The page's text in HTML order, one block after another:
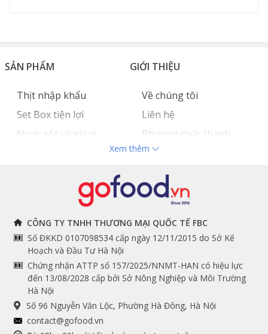
SẢN PHẨM
Thịt nhập khẩu
Set Box tiện lợi
Nước sốt và gia vị
GIỚI THIỆU
Về chúng tôi
Liên hệ
Phương thức thanh
toán
Tuyển dụng
THÔNG TIN
Chính sách và quy định
chung
Hướng dẫn đặt hàng
Cam kết chất lượng
THEO DÕI NGAY
Facebook
Instagram
Youtube
Tiktok
Xem thêm
CÔNG TY TNHH THƯƠNG MẠI QUỐC TẾ FBC
Số ĐKKD 0107098534 cấp ngày 12/11/2015 do Sở Kế
Hoạch và Đầu Tư Hà Nội
Chứng nhận ATTP số 157/2025/NNMT-HAN có hiệu lực
đến 13/08/2028 cấp bởi Sở Nông Nghiệp và Môi Trường
Hà Nội
Số 96 Nguyễn Văn Lộc, Phường Hà Đông, Hà Nội
contact@gofood.vn